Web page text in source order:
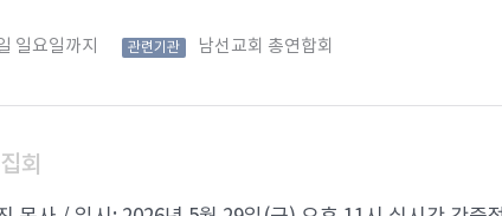
일요일까지 관련기관 남선교회 총연합회
회